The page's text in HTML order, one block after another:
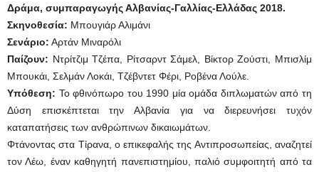
Δράμα, συμπαραγωγής Αλβανίας-Γαλλίας-Ελλάδας 2018.
Σκηνοθεσία: Μπουγιάρ Αλιμάνι
Σενάριο: Αρτάν Μιναρόλι
Παίζουν: Ντρίτζιμ Τζέπα, Ρίτσαρντ Σάμελ, Βίκτορ Ζούστι, Μπισλίμ
Μπουκάι, Σελμάν Λοκάι, Τζέβντετ Φέρι, Ροβένα Λούλε.
Υπόθεση: Το φθινόπωρο του 1990 μία ομάδα διπλωματών από τη
Δύση επισκέπτεται την Αλβανία για να διερευνήσει τυχόν
καταπατήσεις των ανθρώπινων δικαιωμάτων.
Φτάνοντας στα Τίρανα, ο επικεφαλής της Αντιπροσωπείας, αναζητεί
τον Λέω, έναν καθηγητή πανεπιστημίου, παλιό συμφοιτητή από τα